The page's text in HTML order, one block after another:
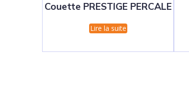
Couette PRESTIGE PERCALE
Lire la suite